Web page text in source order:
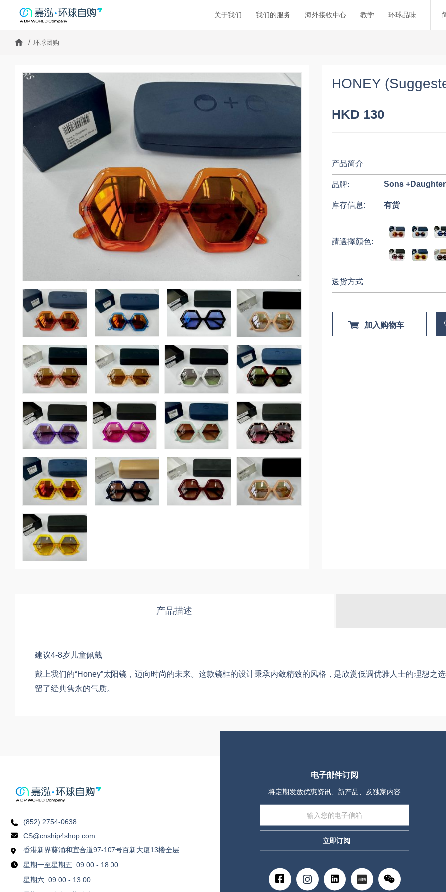
关于我们 我们的服务 海外接收中心 教学 环球品味
环球团购
HONEY
HKD 130
产品简介
品牌: Sons
库存信息: 有货
請選擇顏色:
送货方式
加入购物车
产品描述
建议4-8岁儿童佩戴
戴上我们的“Honey”太阳镜，迈向时尚的未来。这款镜框的设计秉承内敛精致的风格，是欣赏低调优雅人士的理想之
留了经典隽永的气质。
电子邮件订阅
将定期发放优惠资讯、新产品、及独家内容
立即订阅
(852) 2754-0638
CS@cnship4shop.com
香港新界葵涌和宜合道97-107号百新大厦13楼全层
星期一至星期五: 09:00 - 18:00
星期六: 09:00 - 13:00